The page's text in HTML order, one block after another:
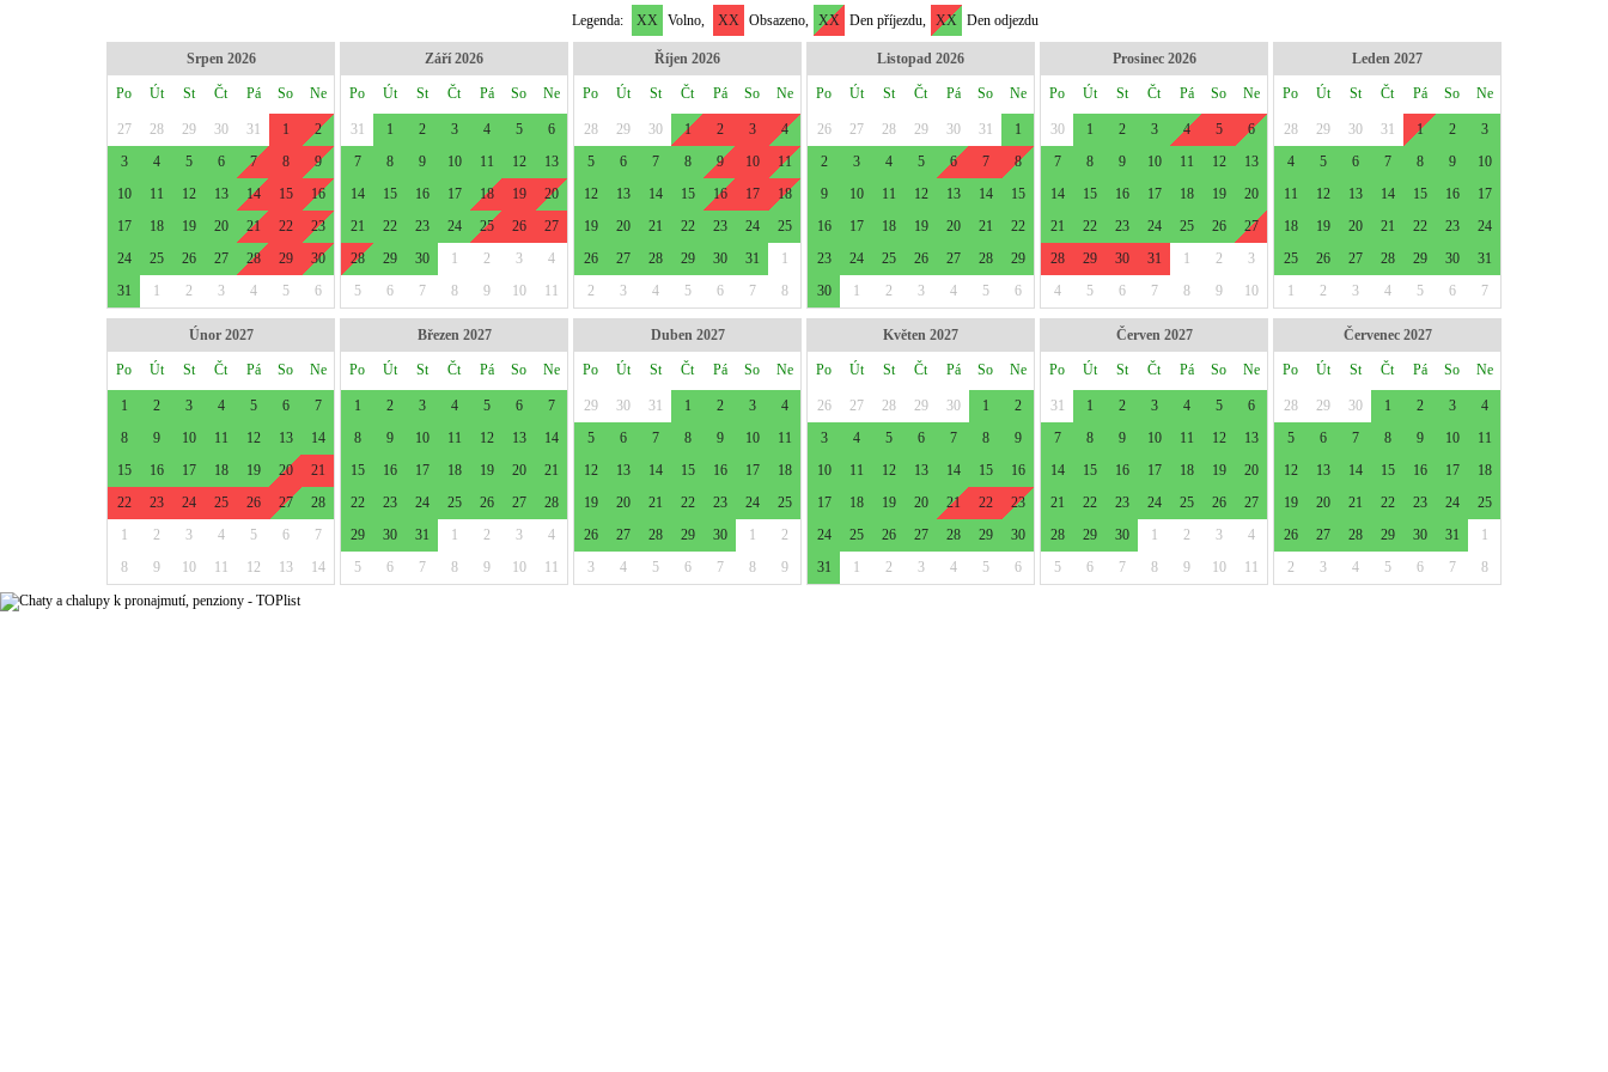
Legenda: XX Volno, XX Obsazeno, XX Den příjezdu, XX Den odjezdu
Srpen 2026
Po Út St Čt Pá So Ne
27 28 29 30 31 1
2
3
4 5 6 7 8
9
10
11 12 13 14 15
16
17
18 19 20 21 22
23
24
25 26 27 28 29
30
31
1 2 3 4 5 6
Září 2026
Po Út St Čt Pá So Ne
31 1 2 3 4 5
6
7
8 9 10 11 12
13
14
15 16 17 18 19
20
21
22 23 24 25 26
27
28
29 30 1 2 3
4
5
6 7 8 9 10 11
Říjen 2026
Po Út St Čt Pá So Ne
28 29 30 1 2 3
4
5
6 7 8 9 10
11
12
13 14 15 16 17
18
19
20 21 22 23 24
25
26
27 28 29 30 31
1
2
3 4 5 6 7 8
Listopad 2026
Po Út St Čt Pá So Ne
26 27 28 29 30 31
1
2
3 4 5 6 7
8
9
10 11 12 13 14
15
16
17 18 19 20 21
22
23
24 25 26 27 28
29
30
1 2 3 4 5 6
Prosinec 2026
Po Út St Čt Pá So Ne
30 1 2 3 4 5
6
7
8 9 10 11 12
13
14
15 16 17 18 19
20
21
22 23 24 25 26
27
28
29 30 31 1 2
3
4
5 6 7 8 9 10
Leden 2027
Po Út St Čt Pá So Ne
28 29 30 31 1 2
3
4
5 6 7 8 9
10
11
12 13 14 15 16
17
18
19 20 21 22 23
24
25
26 27 28 29 30
31
1
2 3 4 5 6 7
Únor 2027
Po Út St Čt Pá So Ne
1 2 3 4 5 6
7
8
9 10 11 12 13
14
15
16 17 18 19 20
21
22
23 24 25 26 27
28
1
2 3 4 5 6
7
8
9 10 11 12 13 14
Březen 2027
Po Út St Čt Pá So Ne
1 2 3 4 5 6
7
8
9 10 11 12 13
14
15
16 17 18 19 20
21
22
23 24 25 26 27
28
29
30 31 1 2 3
4
5
6 7 8 9 10 11
Duben 2027
Po Út St Čt Pá So Ne
29 30 31 1 2 3
4
5
6 7 8 9 10
11
12
13 14 15 16 17
18
19
20 21 22 23 24
25
26
27 28 29 30 1
2
3
4 5 6 7 8 9
Květen 2027
Po Út St Čt Pá So Ne
26 27 28 29 30 1
2
3
4 5 6 7 8
9
10
11 12 13 14 15
16
17
18 19 20 21 22
23
24
25 26 27 28 29
30
31
1 2 3 4 5 6
Červen 2027
Po Út St Čt Pá So Ne
31 1 2 3 4 5
6
7
8 9 10 11 12
13
14
15 16 17 18 19
20
21
22 23 24 25 26
27
28
29 30 1 2 3
4
5
6 7 8 9 10 11
Červenec 2027
Po Út St Čt Pá So Ne
28 29 30 1 2 3
4
5
6 7 8 9 10
11
12
13 14 15 16 17
18
19
20 21 22 23 24
25
26
27 28 29 30 31
1
2
3 4 5 6 7 8